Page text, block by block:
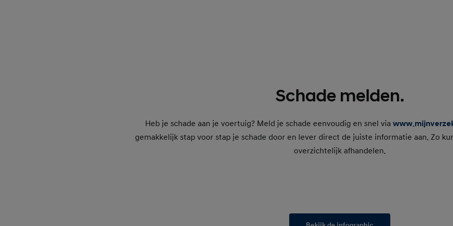
Schade melden.
Heb je schade aan je voertuig? Meld je schade eenvoudig en snel via
gemakkelijk stap voor stap je schade door en lever direct de juiste informatie aan. Zo
overzichtelijk afhandelen.